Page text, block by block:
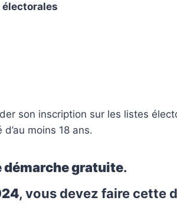
son inscription sur les listes
moins 18 ans.
démarche gratuite.
, vous devez faire cette